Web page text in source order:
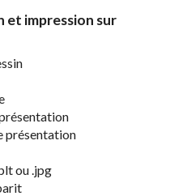
et impression sur
présentation
ou .jpg